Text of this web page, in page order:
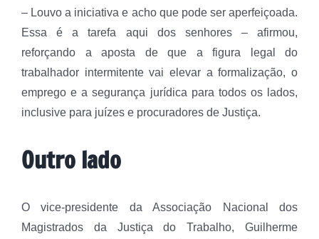
– Louvo a iniciativa e acho que pode ser aperfeiçoada.
Essa é a tarefa aqui dos senhores – afirmou,
reforçando a aposta de que a figura legal do
trabalhador intermitente vai elevar a formalização, o
emprego e a segurança jurídica para todos os lados,
inclusive para juízes e procuradores de Justiça.
Outro lado
O vice-presidente da Associação Nacional dos
Magistrados da Justiça do Trabalho, Guilherme